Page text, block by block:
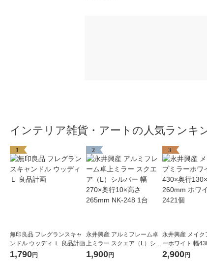
インテリア雑貨・アートの人気ランキ
1
無印良品 フレグランスキャ
ンドル ウッディ Ｌ 良品計画
1,790円
2
永井興産 アルミフレーム卓
上ミラー スクエア（L）シル
バー 幅270×奥行10×高さ26
5mm NK-248 1台
1,900円
3
永井興産 メイク
ーホワイト 幅
高さ260mm ホ
21個
2,900円